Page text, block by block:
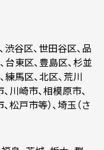
渋谷区、世田谷区、品
台東区、豊島区、杉並
練馬区、北区、荒川
川崎市、相模原市、
松戸市等）、埼玉（さ